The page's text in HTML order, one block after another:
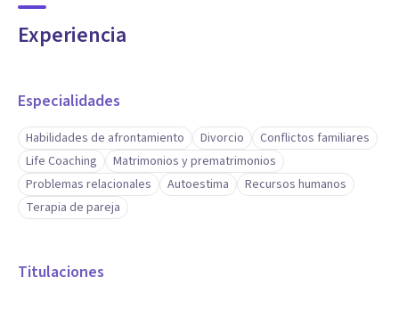
Experiencia
Especialidades
Habilidades de afrontamiento Divorcio
Conflictos familiares
Life Coaching
Matrimonios y prematrimonios
Problemas relacionales
Autoestima
Recursos humanos
Terapia de pareja
Titulaciones